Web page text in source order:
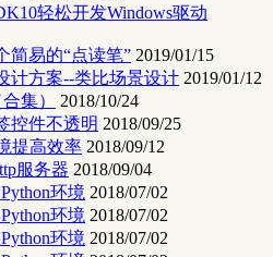
轻松开发Windows驱动
简易的“点读笔” 2019/01/15
计方案--类比场景设计 2019/01/12
集）
2018/10/24
控件不透明 2018/09/25
提高效率 2018/09/12
服务器 2018/09/04
环境 2018/07/02
环境 2018/07/02
环境 2018/07/02